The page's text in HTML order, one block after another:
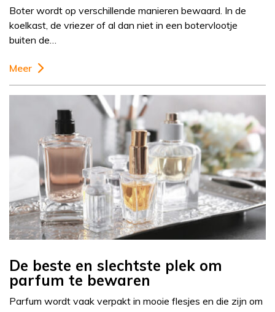
Boter wordt op verschillende manieren bewaard. In de
koelkast, de vriezer of al dan niet in een botervlootje
buiten de…
Meer
De beste en slechtste plek om
parfum te bewaren
Parfum wordt vaak verpakt in mooie flesjes en die zijn om